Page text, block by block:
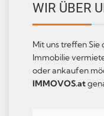
WIR ÜBER
Mit uns treffen Sie
Immobilie
oder ankaufen
IMMOVOS.at